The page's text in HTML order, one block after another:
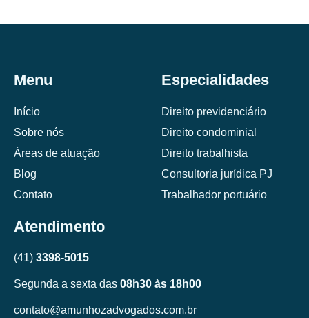
Menu
Início
Sobre nós
Áreas de atuação
Blog
Contato
Especialidades
Direito previdenciário
Direito condominial
Direito trabalhista
Consultoria jurídica PJ
Trabalhador portuário
Atendimento
(41) 3398-5015
Segunda a sexta das 08h30 às 18h00
contato@amunhozadvogados.com.br